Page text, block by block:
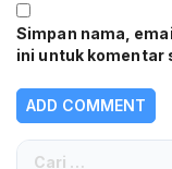
Simpan nama,
ini untuk komentar
Cari